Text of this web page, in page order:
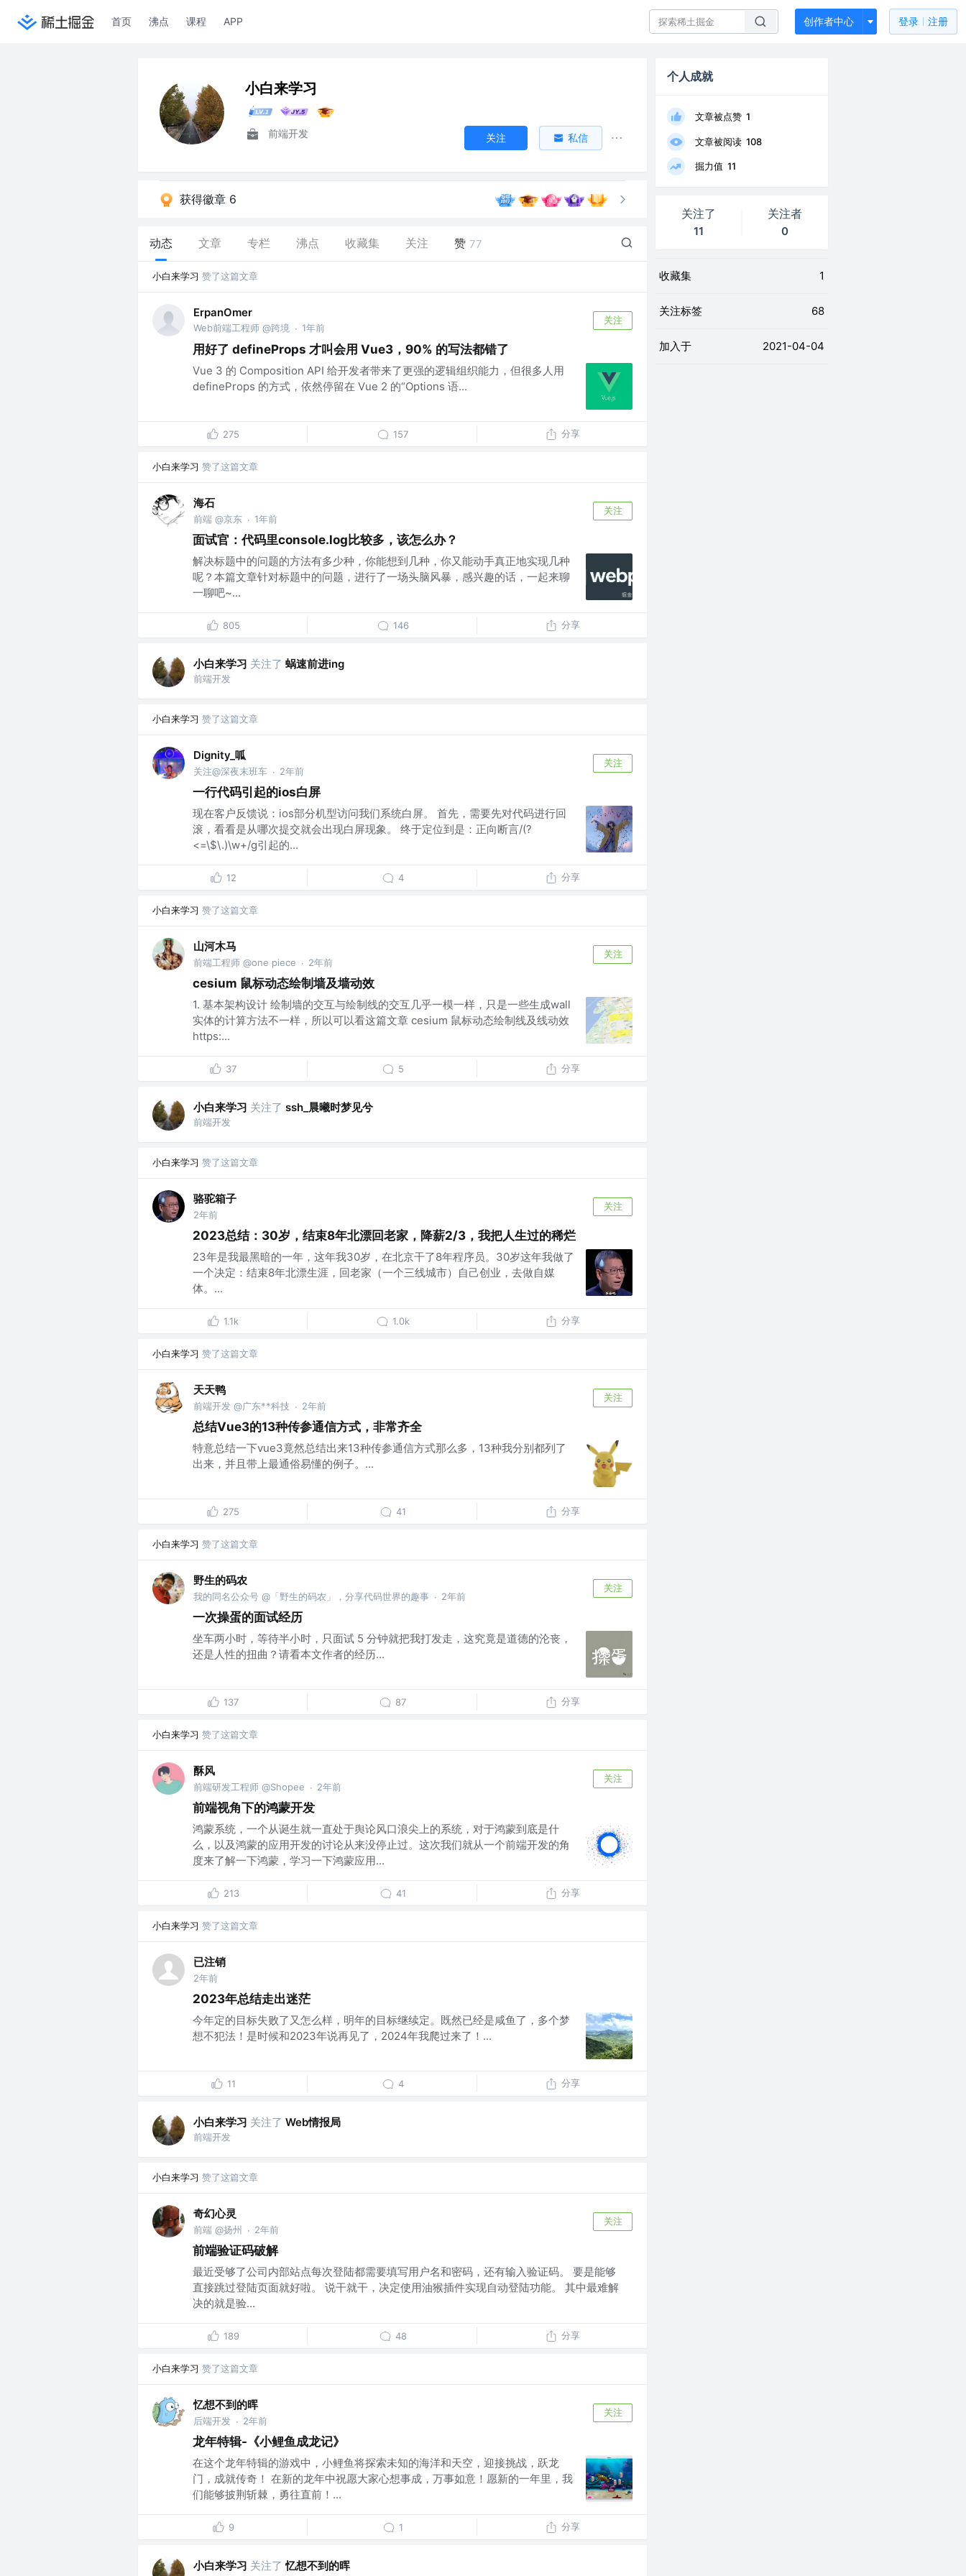
首页 沸点 课程 APP 创作者中心 登录 注册
小白来学习
前端开发 关注 私信
获得徽章 6
动态 文章 专栏 沸点 收藏集 关注 赞 77
小白来学习 赞了这篇文章
ErpanOmer
Web前端工程师 @跨境 · 1年前
关注
用好了 defineProps 才叫会用 Vue3，90% 的写法都错了
Vue 3 的 Composition API 给开发者带来了更强的逻辑组织能力，但很多人用
defineProps 的方式，依然停留在 Vue 2 的“Options 语...
275 157 分享
小白来学习 赞了这篇文章
海石
前端 @京东 · 1年前
关注
面试官：代码里console.log比较多，该怎么办？
解决标题中的问题的方法有多少种，你能想到几种，你又能动手真正地实现几种
呢？本篇文章针对标题中的问题，进行了一场头脑风暴，感兴趣的话，一起来聊
一聊吧~...
805 146 分享
小白来学习 关注了 蜗速前进ing
前端开发
小白来学习 赞了这篇文章
Dignity_呱
关注@深夜末班车 · 2年前
关注
一行代码引起的ios白屏
现在客户反馈说：ios部分机型访问我们系统白屏。 首先，需要先对代码进行回
滚，看看是从哪次提交就会出现白屏现象。 终于定位到是：正向断言/(?
<=\$\.)\w+/g引起的...
12 4 分享
小白来学习 赞了这篇文章
山河木马
前端工程师 @one piece · 2年前
关注
cesium 鼠标动态绘制墙及墙动效
1. 基本架构设计 绘制墙的交互与绘制线的交互几乎一模一样，只是一些生成wall
实体的计算方法不一样，所以可以看这篇文章 cesium 鼠标动态绘制线及线动效
https:...
37 5 分享
小白来学习 关注了 ssh_晨曦时梦见兮
前端开发
小白来学习 赞了这篇文章
骆驼箱子
2年前
关注
2023总结：30岁，结束8年北漂回老家，降薪2/3，我把人生过的稀烂
23年是我最黑暗的一年，这年我30岁，在北京干了8年程序员。30岁这年我做了
一个决定：结束8年北漂生涯，回老家（一个三线城市）自己创业，去做自媒
体。...
1.1k 1.0k 分享
小白来学习 赞了这篇文章
天天鸭
前端开发 @广东**科技 · 2年前
关注
总结Vue3的13种传参通信方式，非常齐全
特意总结一下vue3竟然总结出来13种传参通信方式那么多，13种我分别都列了
出来，并且带上最通俗易懂的例子。...
275 41 分享
小白来学习 赞了这篇文章
野生的码农
我的同名公众号 @「野生的码农」，分享代码世界的趣事 · 2年前
关注
一次操蛋的面试经历
坐车两小时，等待半小时，只面试 5 分钟就把我打发走，这究竟是道德的沦丧，
还是人性的扭曲？请看本文作者的经历...
137 87 分享
小白来学习 赞了这篇文章
酥风
前端研发工程师 @Shopee · 2年前
关注
前端视角下的鸿蒙开发
鸿蒙系统，一个从诞生就一直处于舆论风口浪尖上的系统，对于鸿蒙到底是什
么，以及鸿蒙的应用开发的讨论从来没停止过。这次我们就从一个前端开发的角
度来了解一下鸿蒙，学习一下鸿蒙应用...
213 41 分享
小白来学习 赞了这篇文章
已注销
2年前
2023年总结走出迷茫
今年定的目标失败了又怎么样，明年的目标继续定。既然已经是咸鱼了，多个梦
想不犯法！是时候和2023年说再见了，2024年我爬过来了！...
11 4 分享
小白来学习 关注了 Web情报局
前端开发
小白来学习 赞了这篇文章
奇幻心灵
前端 @扬州 · 2年前
关注
前端验证码破解
最近受够了公司内部站点每次登陆都需要填写用户名和密码，还有输入验证码。 要是能够
直接跳过登陆页面就好啦。 说干就干，决定使用油猴插件实现自动登陆功能。 其中最难解
决的就是验...
189 48 分享
小白来学习 赞了这篇文章
忆想不到的晖
后端开发 · 2年前
关注
龙年特辑-《小鲤鱼成龙记》
在这个龙年特辑的游戏中，小鲤鱼将探索未知的海洋和天空，迎接挑战，跃龙
门，成就传奇！ 在新的龙年中祝愿大家心想事成，万事如意！愿新的一年里，我
们能够披荆斩棘，勇往直前！...
9 1 分享
小白来学习 关注了 忆想不到的晖
个人成就
文章被点赞 1
文章被阅读 108
掘力值 11
关注了
11
关注者
0
收藏集 1
关注标签 68
加入于 2021-04-04